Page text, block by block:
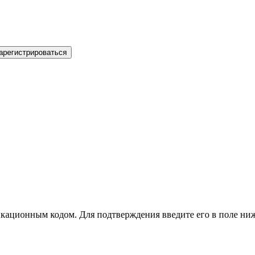
кодом. Для подтверждения введите его в поле